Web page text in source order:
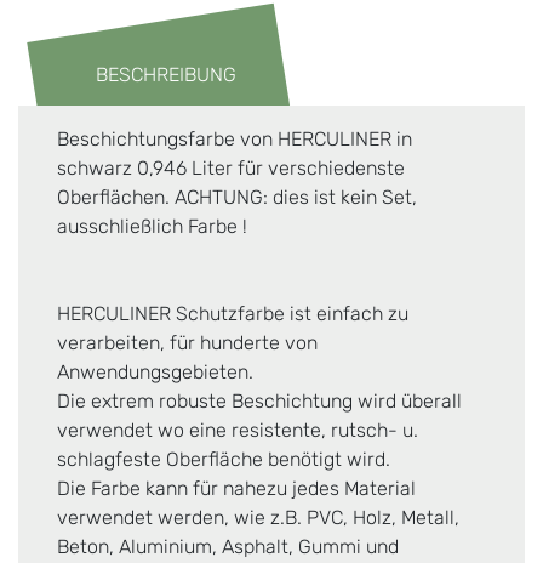
BESCHREIBUNG
Beschichtungsfarbe von HERCULINER in
schwarz 0,946 Liter für verschiedenste
Oberflächen. ACHTUNG: dies ist kein Set,
ausschließlich Farbe !
HERCULINER Schutzfarbe ist einfach zu
verarbeiten, für hunderte von
Anwendungsgebieten.
Die extrem robuste Beschichtung wird überall
verwendet wo eine resistente, rutsch- u.
schlagfeste Oberfläche benötigt wird.
Die Farbe kann für nahezu jedes Material
verwendet werden, wie z.B. PVC, Holz, Metall,
Beton, Aluminium, Asphalt, Gummi und